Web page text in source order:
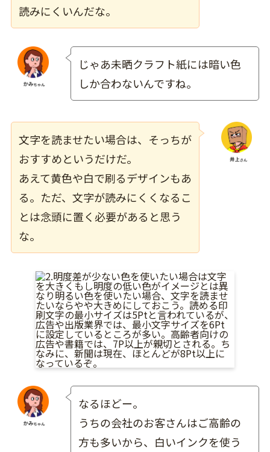
読みにくいんだな。
じゃあ未晒クラフト紙には暗い色
しか合わないんですね。
文字を読ませたい場合は、そっちが
おすすめというだけだ。
あえて黄色や白で刷るデザインもあ
る。ただ、文字が読みにくくなるこ
とは念頭に置く必要があると思う
な。
なるほどー。
うちの会社のお客さんはご高齢の
方も多いから、白いインクを使う